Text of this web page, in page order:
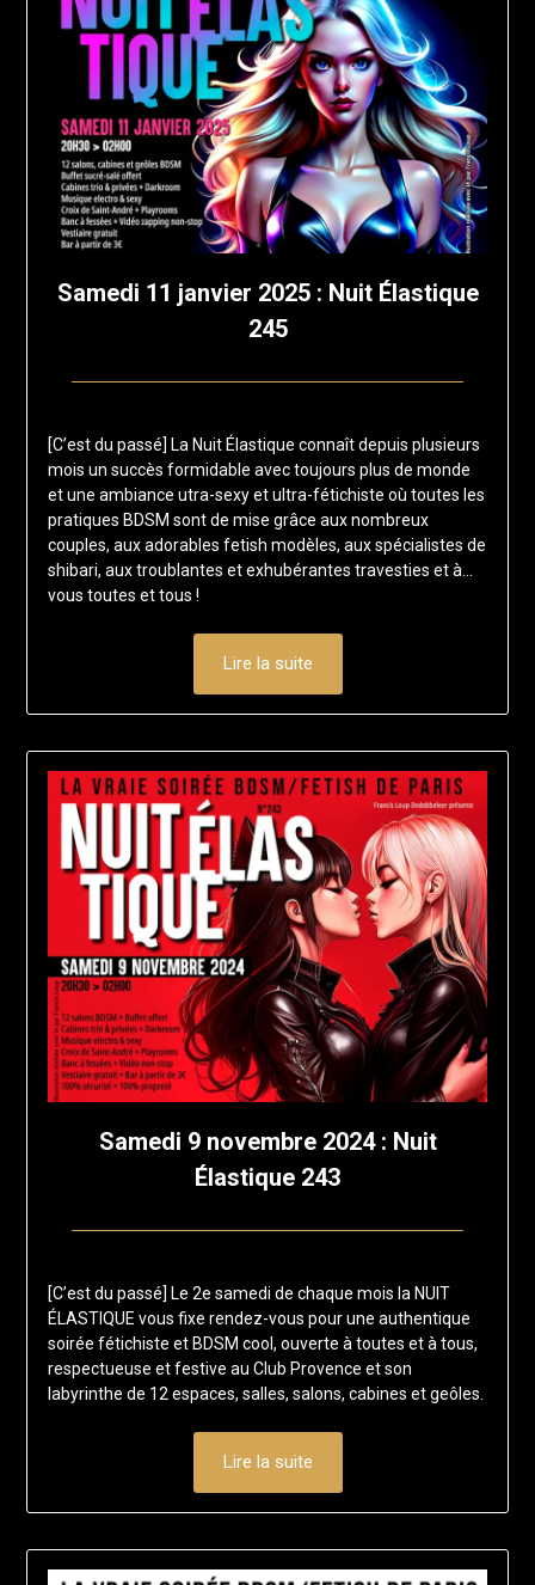
Samedi 11 janvier 2025 : Nuit Élastique
245
19
novembre
2024
loup
[C’est du passé] La Nuit Élastique connaît depuis plusieurs
mois un succès formidable avec toujours plus de monde
et une ambiance utra-sexy et ultra-fétichiste où toutes les
pratiques BDSM sont de mise grâce aux nombreux
couples, aux adorables fetish modèles, aux spécialistes de
shibari, aux troublantes et exhubérantes travesties et à…
vous toutes et tous !
Lire la suite
Samedi 9 novembre 2024 : Nuit
Élastique 243
16
septembre
2024
loup
[C’est du passé] Le 2e samedi de chaque mois la NUIT
ÉLASTIQUE vous fixe rendez-vous pour une authentique
soirée fétichiste et BDSM cool, ouverte à toutes et à tous,
respectueuse et festive au Club Provence et son
labyrinthe de 12 espaces, salles, salons, cabines et geôles.
Lire la suite